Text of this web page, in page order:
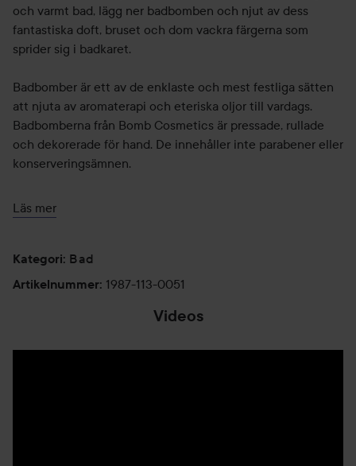
och varmt bad, lägg ner badbomben och njut av dess
fantastiska doft, bruset och dom vackra färgerna som
sprider sig i badkaret.
Badbomber är ett av de enklaste och mest festliga sätten
att njuta av aromaterapi och eteriska oljor till vardags.
Badbomberna från Bomb Cosmetics är pressade, rullade
och dekorerade för hand. De innehåller inte parabener eller
konserveringsämnen.
Användning:
Häll upp ett varmt bad och släpp ner badbomben. Skölj ur
Läs mer
Kategori: Bad
Artikelnummer: 1987-113-0051
Videos